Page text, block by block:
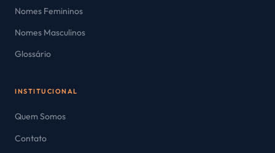
Nomes Femininos
Nomes Masculinos
Glossário
INSTITUCIONAL
Quem Somos
Contato